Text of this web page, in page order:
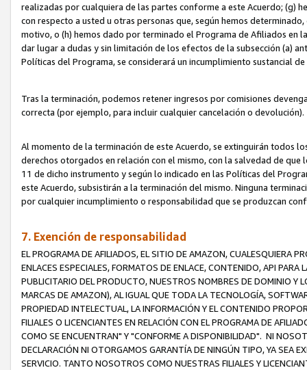
realizadas por cualquiera de las partes conforme a este Acuerdo; (g)
con respecto a usted u otras personas que, según hemos
motivo, o (h) hemos dado por terminado el Programa de Afiliados en
dar lugar a dudas y sin limitación de los efectos de la subsección (a)
Políticas del Programa, se considerará un incumplimiento sustancial
Tras la terminación, podemos retener ingresos por comisiones
correcta (por ejemplo, para incluir cualquier cancelación o devolución).
Al momento de la terminación de este Acuerdo, se extinguirán todos
derechos otorgados en relación con el mismo, con la salvedad de
11 de dicho instrumento y según lo indicado en las Políticas del
este Acuerdo, subsistirán a la terminación del mismo. Ninguna
por cualquier incumplimiento o responsabilidad que se produzcan
7. Exención de responsabilidad
EL PROGRAMA DE AFILIADOS, EL SITIO DE AMAZON, CUALESQUIERA
ENLACES ESPECIALES, FORMATOS DE ENLACE, CONTENIDO, API
PUBLICITARIO DEL PRODUCTO, NUESTROS NOMBRES DE DOMINIO Y
MARCAS DE AMAZON), AL IGUAL QUE TODA LA TECNOLOGÍA,
PROPIEDAD INTELECTUAL, LA INFORMACIÓN Y EL CONTENIDO
FILIALES O LICENCIANTES EN RELACIÓN CON EL PROGRAMA DE
COMO SE ENCUENTRAN" Y "CONFORME A DISPONIBILIDAD". NI
DECLARACIÓN NI OTORGAMOS GARANTÍA DE NINGÚN TIPO, YA SEA
SERVICIO. TANTO NOSOTROS COMO NUESTRAS FILIALES Y